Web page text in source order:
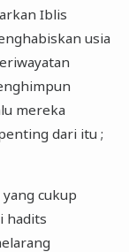
Iblis
usia
mereka
dari itu ;
cukup
hadits